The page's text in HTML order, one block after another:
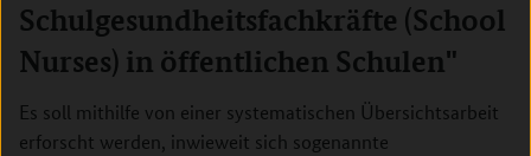
Schulgesundheitsfachkräfte (School
Nurses) in öffentlichen Schulen"
Es soll mithilfe von einer systematischen Übersichtsarbeit
erforscht werden, inwieweit sich sogenannte